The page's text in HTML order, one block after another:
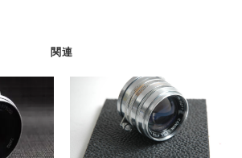
関連